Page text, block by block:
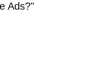
Ads?"